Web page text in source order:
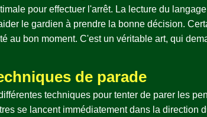
pour effectuer l'arrêt. La lecture du
le gardien à prendre la bonne décision.
au bon moment. C'est un véritable art, qui
de parade
techniques pour tenter de parer les
se lancent immédiatement dans la